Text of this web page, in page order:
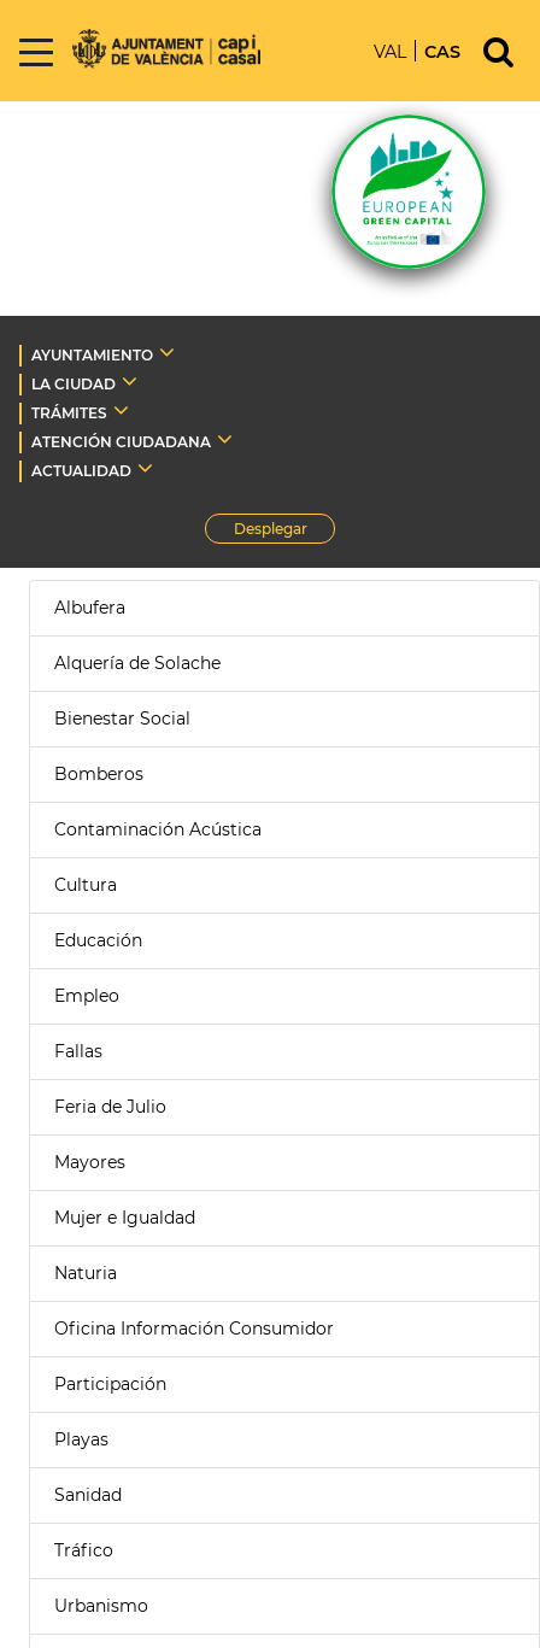
VAL CAS
AYUNTAMIENTO
LA CIUDAD
TRÁMITES
ATENCIÓN CIUDADANA
ACTUALIDAD
Desplegar
Albufera
Alquería de Solache
Bienestar Social
Bomberos
Contaminación Acústica
Cultura
Educación
Empleo
Fallas
Feria de Julio
Mayores
Mujer e Igualdad
Naturia
Oficina Información Consumidor
Participación
Playas
Sanidad
Tráfico
Urbanismo